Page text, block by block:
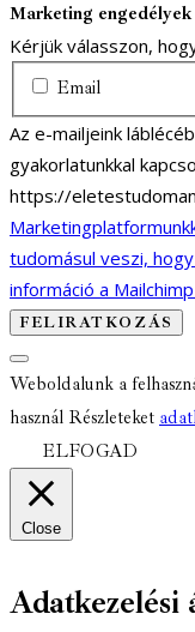
Marketing engedélyek
Kérjük válasszon,
Email
Az e-mailjeink
gyakorlatunkkal
https://
tudomásul veszi,
információ a
Weboldalunk a
használ Részleteket
ELFOGAD
Close
Adatkezelési